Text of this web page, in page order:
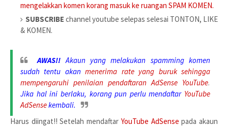
mengelakkan komen korang masuk ke ruangan SPAM KOMEN.
SUBSCRIBE channel youtube selepas selesai TONTON, LIKE
& KOMEN.
AWAS!!Akaun yang melakukan spamming komen
sudah tentu akanmenerima rate yang buruk sehingga
mempengaruhi penilaian pendaftaran AdSense YouTube.
Jika hal ini berlaku, korang pun perlu mendaftar YouTube
AdSensekembali.
Harus diingat!! Setelah mendaftar YouTube AdSensepada akaun